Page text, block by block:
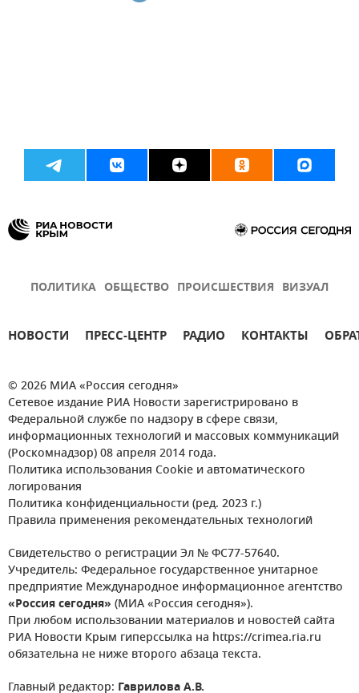
ПОЛИТИКА ОБЩЕСТВО ПРОИСШЕСТВИЯ ВИЗУАЛ
НОВОСТИ ПРЕСС-ЦЕНТР РАДИО КОНТАКТЫ
© 2026 МИА «Россия сегодня»
Сетевое издание РИА Новости зарегистрировано в
Федеральной службе по надзору в сфере связи,
информационных технологий и массовых коммуникаций
(Роскомнадзор) 08 апреля 2014 года.
Политика использования Cookie и автоматического
логирования
Политика конфиденциальности (ред. 2023 г.)
Правила применения рекомендательных технологий
Свидетельство о регистрации Эл № ФС77-57640.
Учредитель: Федеральное государственное унитарное
предприятие Международное информационное агентство
«Россия сегодня» (МИА «Россия сегодня»).
При любом использовании материалов и новостей сайта
РИА Новости Крым гиперссылка на https://crimea.ria.ru
обязательна не ниже второго абзаца текста.
Главный редактор: Гаврилова А.В.